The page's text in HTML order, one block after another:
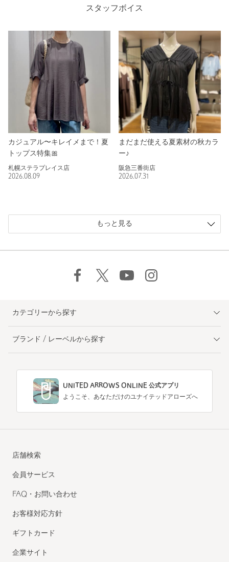
スタッフボイス
カジュアル〜キレイメまで！夏
トップス特集🎀
札幌ステラプレイス店
2026.08.09
まだまだ使える夏素材の秋カラ
ー♪
阪急三番街店
2026.07.31
もっと見る
カテゴリーから探す
ブランド / レーベルから探す
UNITED ARROWS ONLINE 公式アプリ
ようこそ、あなただけのユナイテッドアローズへ
店舗検索
会員サービス
FAQ・お問い合わせ
お客様対応方針
ギフトカード
企業サイト